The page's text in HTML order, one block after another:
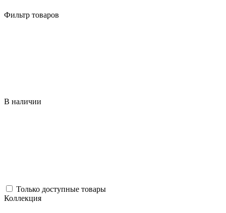
Фильтр товаров
В наличии
Только доступные товары
Коллекция